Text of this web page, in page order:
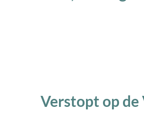
Verstopt op de